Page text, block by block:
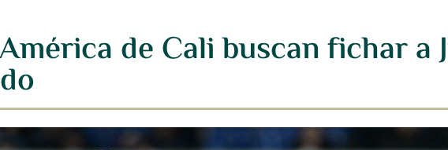
de Cali buscan fichar a